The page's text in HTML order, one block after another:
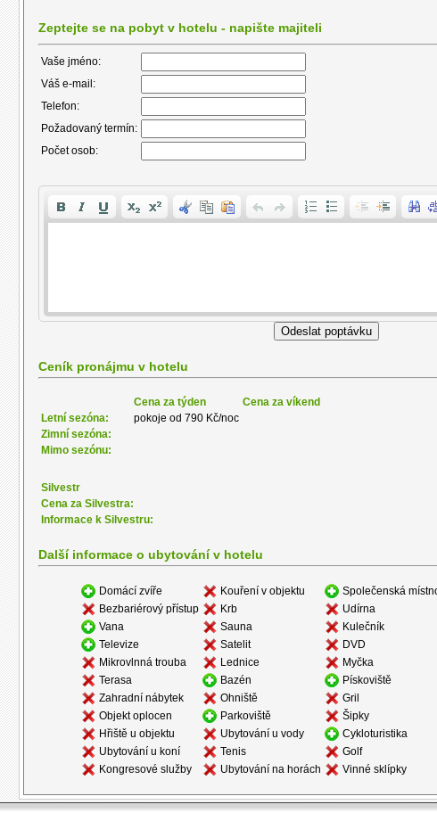
Zeptejte se na pobyt v hotelu - napište majiteli
Vaše jméno:
Váš e-mail:
Telefon:
Požadovaný termín:
Počet osob:
Ceník pronájmu v hotelu
Cena za týden
Cena za víkend
Letní sezóna:
pokoje od 790 Kč/noc
Zimní sezóna:
Mimo sezónu:
Silvestr
Cena za Silvestra:
Informace k Silvestru:
Další informace o ubytování v hotelu
Domácí zvíře Kouření v objektu
Společenská
Bezbariérový přístup
Krb
Udírna
Vana
Sauna
Kulečník
Televize
Satelit
DVD
Mikrovlnná trouba
Lednice
Myčka
Terasa
Bazén
Pískoviště
Zahradní nábytek
Ohniště
Gril
Objekt oplocen
Parkoviště
Šipky
Hřiště u objektu
Ubytování u vody
Cykloturistika
Ubytování u koní
Tenis
Golf
Kongresové služby
Ubytování na horách Vinné sklípky